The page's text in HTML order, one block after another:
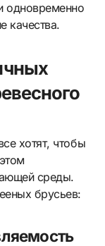
одновременно
качества.
хотят, чтобы
среды.
брусьев: